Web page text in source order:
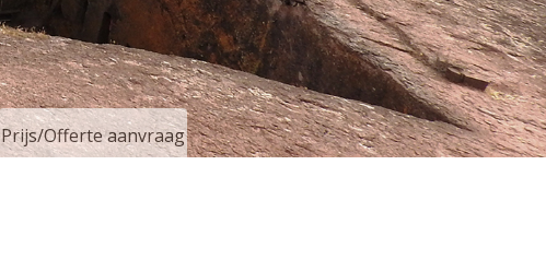
Prijs/Offerte aanvraag